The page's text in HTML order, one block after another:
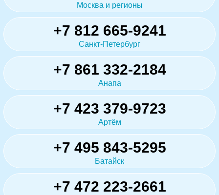
Москва и регионы
+7 812 665-9241
Санкт-Петербург
+7 861 332-2184
Анапа
+7 423 379-9723
Артём
+7 495 843-5295
Батайск
+7 472 223-2661